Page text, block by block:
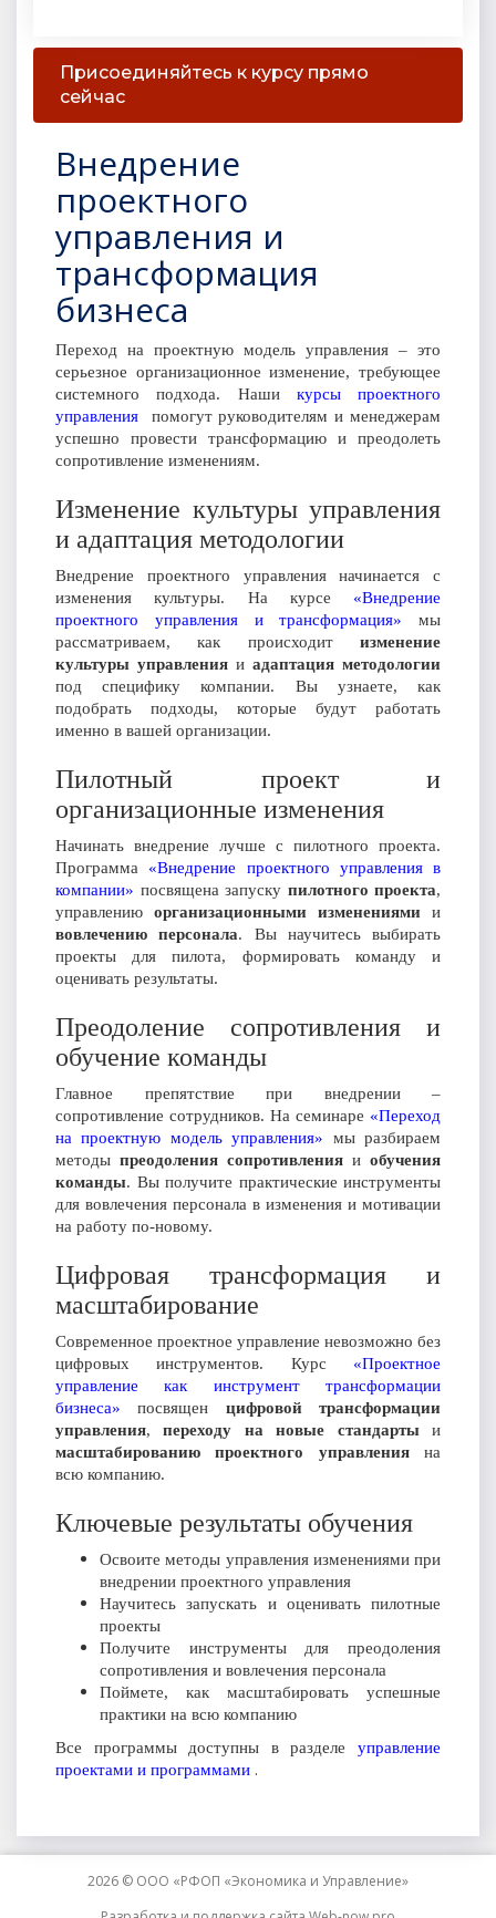
Присоединяйтесь к курсу прямо
сейчас
Внедрение
проектного
управления и
трансформация
бизнеса
Переход на проектную модель управления – это
серьезное организационное изменение, требующее
системного подхода. Наши курсы проектного
управления
помогут руководителям и менеджерам
успешно провести трансформацию и преодолеть
сопротивление изменениям.
Изменение культуры управления
и адаптация методологии
Внедрение проектного управления начинается с
изменения культуры. На курсе «Внедрение
проектного управления и трансформация» мы
рассматриваем, как происходит изменение
культуры управления и адаптация методологии
под специфику компании. Вы узнаете, как
подобрать подходы, которые будут работать
именно в вашей организации.
Пилотный проект и
организационные изменения
Начинать внедрение лучше с пилотного проекта.
Программа «Внедрение проектного управления в
компании» посвящена запуску пилотного проекта,
управлению организационными изменениями и
вовлечению персонала. Вы научитесь выбирать
проекты для пилота, формировать команду и
оценивать результаты.
Преодоление сопротивления и
обучение команды
Главное препятствие при внедрении –
сопротивление сотрудников. На семинаре «Переход
на проектную модель управления» мы разбираем
методы преодоления сопротивления и обучения
команды. Вы получите практические инструменты
для вовлечения персонала в изменения и мотивации
на работу по-новому.
Цифровая трансформация и
масштабирование
Современное проектное управление невозможно без
цифровых инструментов. Курс «Проектное
управление как инструмент трансформации
бизнеса»посвящен цифровой трансформации
управления,переходу на новые стандартыи
масштабированию проектного управленияна
всю компанию.
Ключевые результаты обучения
Освоите методы управления изменениями при
внедрении проектного управления
Научитесь запускать и оценивать пилотные
проекты
Получите инструменты для преодоления
сопротивления и вовлечения персонала
Поймете, как масштабировать успешные
практики на всю компанию
Все программы доступны в разделе управление
проектами и программами .
2026 © ООО «РФОП «Экономика и Управление»